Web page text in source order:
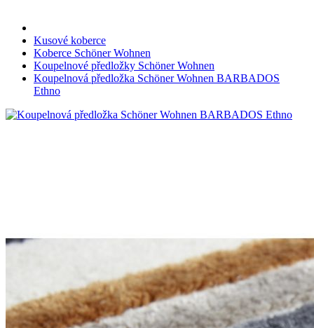
Kusové koberce
Koberce Schöner Wohnen
Koupelnové předložky Schöner Wohnen
Koupelnová předložka Schöner Wohnen BARBADOS
Ethno